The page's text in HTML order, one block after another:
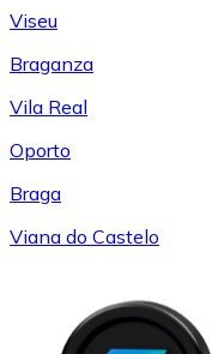
Viseu
Braganza
Vila Real
Oporto
Braga
Viana do Castelo